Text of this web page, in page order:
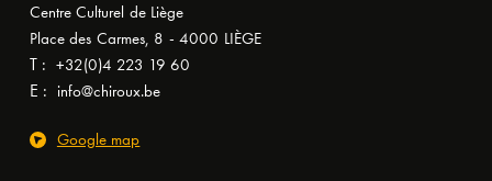
Centre Culturel de Liège
Place des Carmes, 8 - 4000 LIÈGE
T : +32(0)4 223 19 60
E : info@chiroux.be
Google map